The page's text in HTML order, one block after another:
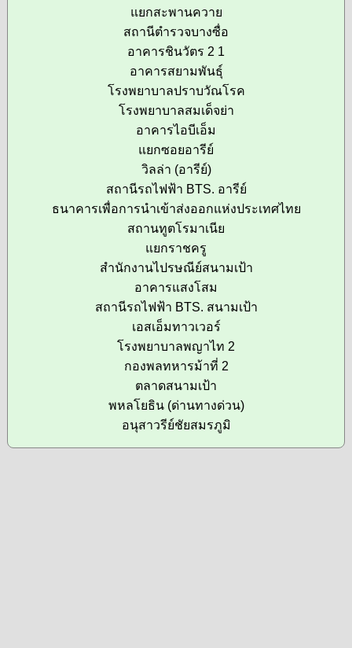
แยกสะพานควาย
สถานีตำรวจบางซื่อ
อาคารชินวัตร 2 1
อาคารสยามพันธุ์
โรงพยาบาลปราบวัณโรค
โรงพยาบาลสมเด็จย่า
อาคารไอบีเอ็ม
แยกซอยอารีย์
วิลล่า (อารีย์)
สถานีรถไฟฟ้า BTS. อารีย์
ธนาคารเพื่อการนำเข้าส่งออกแห่งประเทศไทย
สถานทูตโรมาเนีย
แยกราชครู
สำนักงานไปรษณีย์สนามเป้า
อาคารแสงโสม
สถานีรถไฟฟ้า BTS. สนามเป้า
เอสเอ็มทาวเวอร์
โรงพยาบาลพญาไท 2
กองพลทหารม้าที่ 2
ตลาดสนามเป้า
พหลโยธิน (ด่านทางด่วน)
อนุสาวรีย์ชัยสมรภูมิ